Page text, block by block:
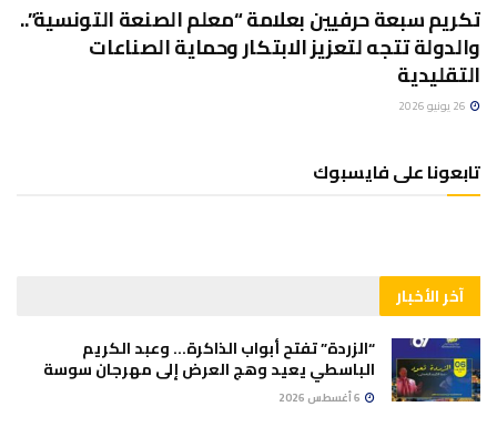
تكريم سبعة حرفيين بعلامة “معلم الصنعة التونسية”..
والدولة تتجه لتعزيز الابتكار وحماية الصناعات
التقليدية
تابعونا على فايسبوك
آخر الأخبار
“الزردة” تفتح أبواب الذاكرة… وعبد الكريم
الباسطي يعيد وهج العرض إلى مهرجان سوسة